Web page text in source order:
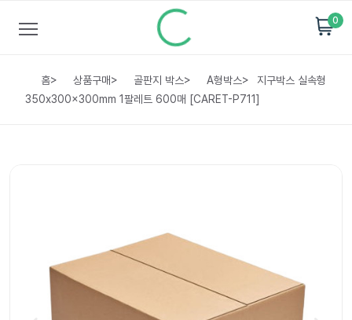
0
홈> 상품구매> 골판지 박스> A형박스>
지구박스 실속형
350x300x300mm 1팔레트 600매 [CARET-P711]